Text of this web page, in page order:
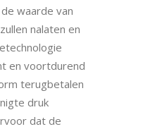
waarde van
nalaten en
en voortdurend
terugbetalen
druk
dat de